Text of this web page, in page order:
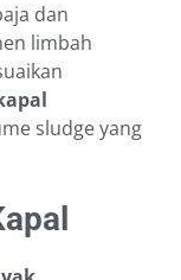
dan
limbah
sludge yang